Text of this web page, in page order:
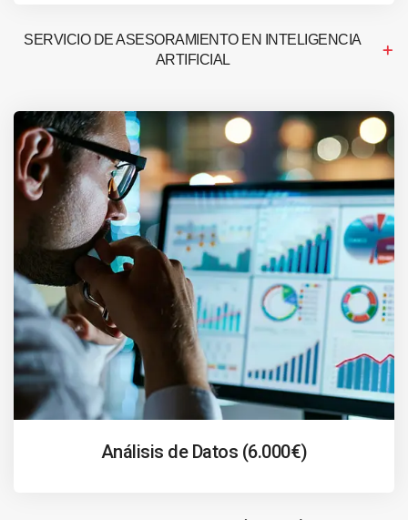
SERVICIO DE ASESORAMIENTO EN INTELIGENCIA
ARTIFICIAL
Análisis de Datos (6.000€)